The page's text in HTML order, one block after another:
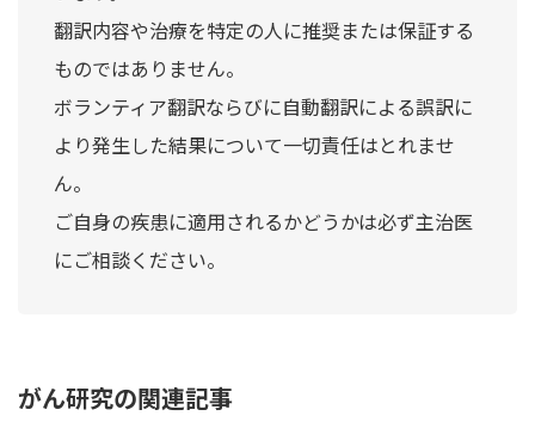
翻訳内容や治療を特定の人に推奨または保証する
ものではありません。
ボランティア翻訳ならびに自動翻訳による誤訳に
より発生した結果について一切責任はとれませ
ん。
ご自身の疾患に適用されるかどうかは必ず主治医
にご相談ください。
がん研究の関連記事